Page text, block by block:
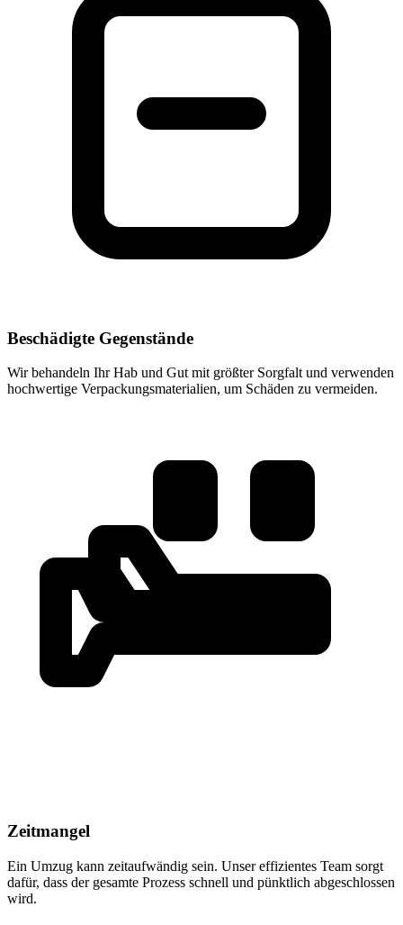
Beschädigte Gegenstände
Wir behandeln Ihr Hab und Gut mit größter Sorgfalt und verwenden
hochwertige Verpackungsmaterialien, um Schäden zu vermeiden.
Zeitmangel
Ein Umzug kann zeitaufwändig sein. Unser effizientes Team sorgt
dafür, dass der gesamte Prozess schnell und pünktlich abgeschlossen
wird.